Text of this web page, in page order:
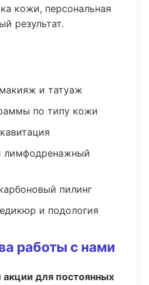
кожи, персональная
результат.
и татуаж
по типу кожи
лимфодренажный
пилинг
и подология
работы с нами
акции для постоянных